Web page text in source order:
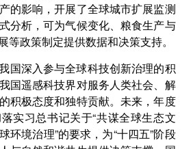
的影响，开展了全球城市扩展监测
分析，可为气候变化、粮食生产与
等政策制定提供数据和决策支持。
国深入参与全球科技创新治理的积
国遥感科技界对服务人类社会、解
积极态度和独特贡献。未来，年度
实习总书记关于“共谋全球生态文
环境治理”的要求，为“十四五”阶段